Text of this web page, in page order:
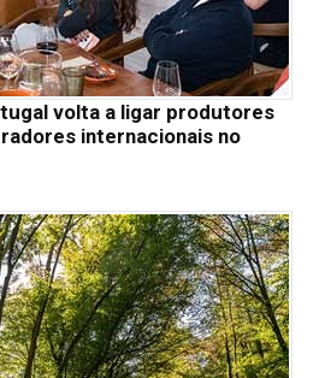
volta a ligar produtores
internacionais no